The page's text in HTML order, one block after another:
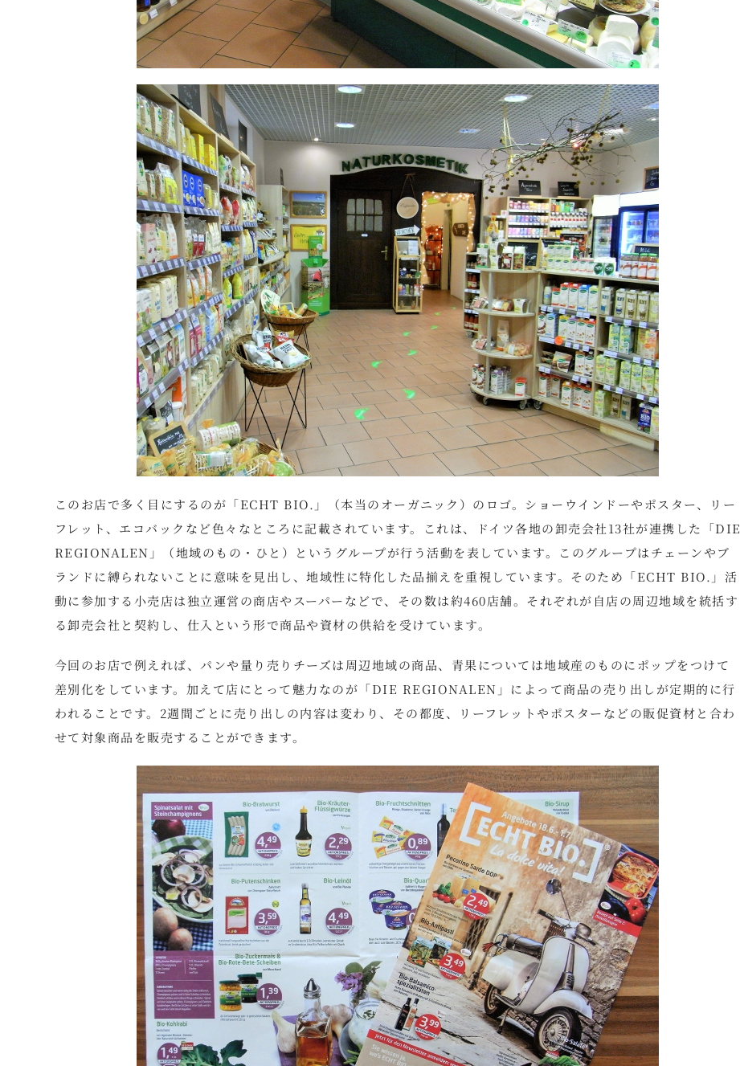
このお店で多く目にするのが「ECHT BIO.」（本当のオーガニック）のロゴ。ショーウインドーやポスター、リー
フレット、エコバックなど色々なところに記載されています。これは、ドイツ各地の卸売会社13社が連携した「DIE
REGIONALEN」（地域のもの・ひと）というグループが行う活動を表しています。このグループはチェーンやブ
ランドに縛られないことに意味を見出し、地域性に特化した品揃えを重視しています。そのため「ECHT BIO.」活
動に参加する小売店は独立運営の商店やスーパーなどで、その数は約460店舗。それぞれが自店の周辺地域を統括す
る卸売会社と契約し、仕入という形で商品や資材の供給を受けています。
今回のお店で例えれば、パンや量り売りチーズは周辺地域の商品、青果については地域産のものにポップをつけて
差別化をしています。加えて店にとって魅力なのが「DIE REGIONALEN」によって商品の売り出しが定期的に行
われることです。2週間ごとに売り出しの内容は変わり、その都度、リーフレットやポスターなどの販促資材と合わ
せて対象商品を販売することができます。